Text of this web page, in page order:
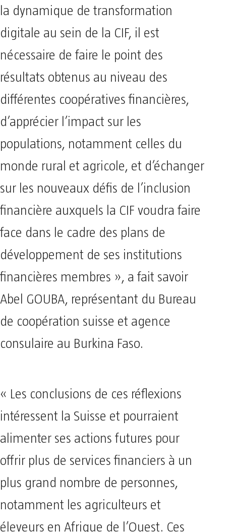
la dynamique de transformation
digitale au sein de la CIF, il est
nécessaire de faire le point des
résultats obtenus au niveau des
différentes coopératives financières,
d’apprécier l’impact sur les
populations, notamment celles du
monde rural et agricole, et d’échanger
sur les nouveaux défis de l’inclusion
financière auxquels la CIF voudra faire
face dans le cadre des plans de
développement de ses institutions
financières membres », a fait savoir
Abel GOUBA, représentant du Bureau
de coopération suisse et agence
consulaire au Burkina Faso.
« Les conclusions de ces réflexions
intéressent la Suisse et pourraient
alimenter ses actions futures pour
offrir plus de services financiers à un
plus grand nombre de personnes,
notamment les agriculteurs et
éleveurs en Afrique de l’Ouest. Ces